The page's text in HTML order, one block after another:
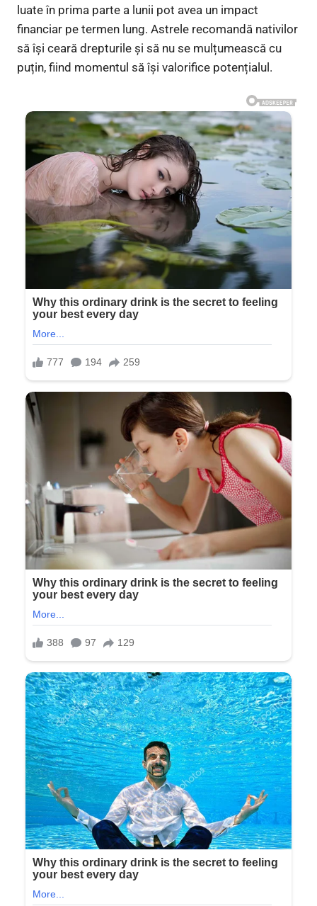
luate în prima parte a lunii pot avea un impact
financiar pe termen lung. Astrele recomandă nativilor
să își ceară drepturile și să nu se mulțumească cu
puțin, fiind momentul să își valorifice potențialul.